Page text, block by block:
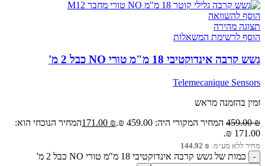
הוסף להשוואה
תצוגה מהירה
הוסף לרשימת המשאלות
גשש קרבה אינדוקטיבי 18 מ"מ טורי NO כבל 2 מ'
Telemecanique Sensors
זמין בהזמנה מראש
459.00₪ המחיר המקורי היה: 459.00 ₪. 171.00 ₪
המחיר הנוכחי הוא:
171.00 ₪.
מחיר ללא מע״מ: 144.92 ₪
כמות של גשש קרבה אינדוקטיבי 18 מ"מ טורי NO כבל 2 מ'